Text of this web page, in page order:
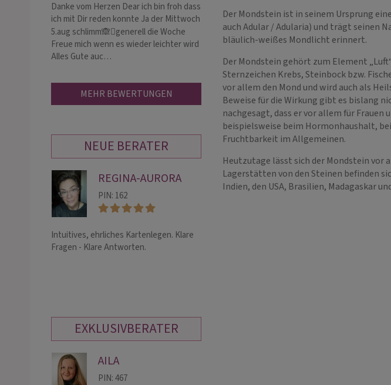
Danke vom Herzen Dear ich bin froh dass
ich mit Dir reden konnte Ja der Mittwoch
5.aug schlimm🙈🫪generell die Woche
Freue mich wenn es wieder leichter wird
Alles Gute auc…
Hellsicht ist begnadet! Einfach sehr gut.
MEHR BEWERTUNGEN
NEUE BERATER
REGINA-AURORA
PIN: 162
Intuitives, ehrliches Kartenlegen. Klare
Fragen - Klare Antworten.
CONSTANZE UND
SVEN
EXKLUSIVBERATER
AILA
PIN: 467
Der Mondstein ist in seinem Ursprung
auch Adular / Adularia) und trägt seinen
bläulich-weißes Mondlicht erinnert.
Der Mondstein gehört zum Element
Sternzeichen Krebs, Steinbock bzw.
vor allem den Mond und wird auch als
Beweise für die Wirkung gibt es bislang
nachgesagt, dass er vor allem für
beispielsweise beim Hormonhaushalt,
Fruchtbarkeit im Allgemeinen.
Heutzutage lässt sich der Mondstein vor
Lagerstätten von den Steinen befinden
Indien, den USA, Brasilien, Madagaskar